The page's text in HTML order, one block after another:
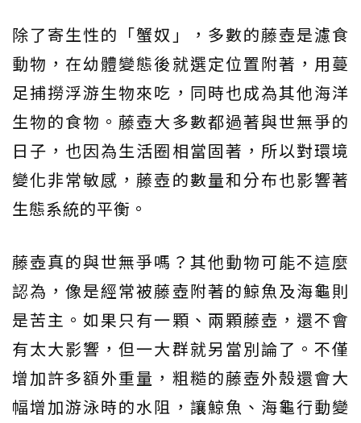
除了寄生性的「蟹奴」，多數的藤壺是濾食
動物，在幼體變態後就選定位置附著，用蔓
足捕撈浮游生物來吃，同時也成為其他海洋
生物的食物。藤壺大多數都過著與世無爭的
日子，也因為生活圈相當固著，所以對環境
變化非常敏感，藤壺的數量和分布也影響著
生態系統的平衡。
藤壺真的與世無爭嗎？其他動物可能不這麼
認為，像是經常被藤壺附著的鯨魚及海龜則
是苦主。如果只有一顆、兩顆藤壺，還不會
有太大影響，但一大群就另當別論了。不僅
增加許多額外重量，粗糙的藤壺外殼還會大
幅增加游泳時的水阻，讓鯨魚、海龜行動變